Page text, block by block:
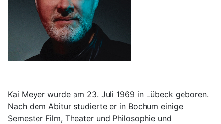
Kai Meyer wurde am 23. Juli 1969 in Lübeck geboren.
Nach dem Abitur studierte er in Bochum einige
Semester Film, Theater und Philosophie und